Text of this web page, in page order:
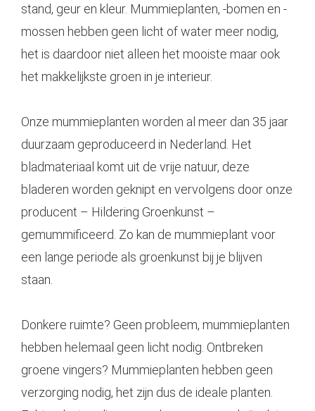
stand, geur en kleur. Mummieplanten, -bomen en -
mossen hebben geen licht of water meer nodig,
het is daardoor niet alleen het mooiste maar ook
het makkelijkste groen in je interieur.
Onze mummieplanten worden al meer dan 35 jaar
duurzaam geproduceerd in Nederland. Het
bladmateriaal komt uit de vrije natuur, deze
bladeren worden geknipt en vervolgens door onze
producent – Hildering Groenkunst –
gemummificeerd. Zo kan de mummieplant voor
een lange periode als groenkunst bij je blijven
staan.
Donkere ruimte? Geen probleem, mummieplanten
hebben helemaal geen licht nodig. Ontbreken
groene vingers? Mummieplanten hebben geen
verzorging nodig, het zijn dus de ideale planten.